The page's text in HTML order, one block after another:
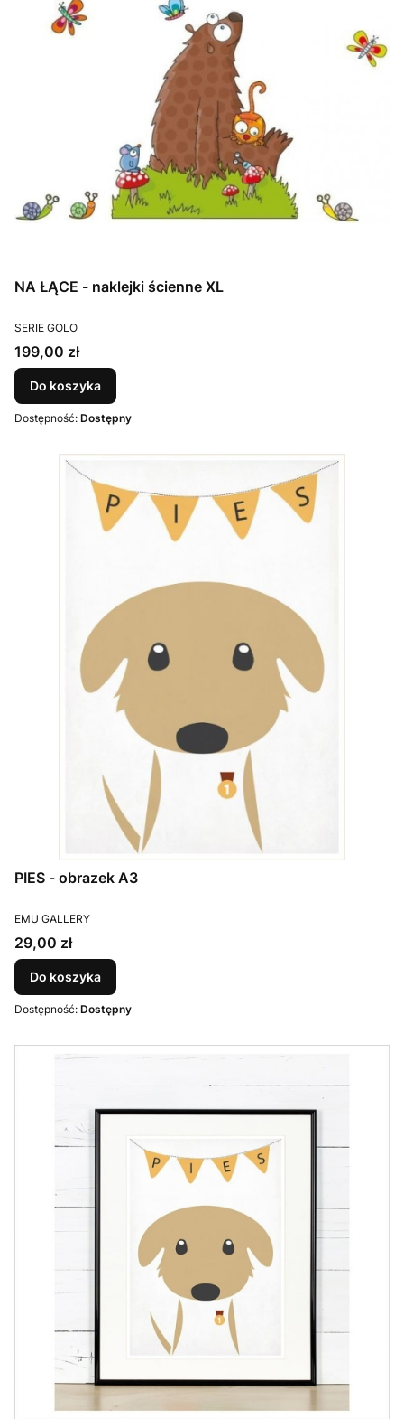
NA ŁĄCE - naklejki ścienne XL
PRODUCENT
SERIE GOLO
Cena
199,00 zł
Do koszyka
Dostępność: Dostępny
PIES - obrazek A3
PRODUCENT
EMU GALLERY
Cena
29,00 zł
Do koszyka
Dostępność: Dostępny